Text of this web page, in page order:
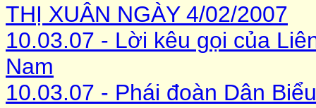
THỊ XUÂN NGÀY 4/02/2007
10.03.07 - Lời kêu gọi của
Nam
10.03.07 - Phái đoàn Dân